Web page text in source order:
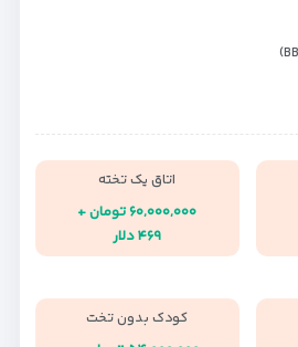
اتاق یک تخته
۶۰,۰۰۰,۰۰۰ تومان +
۴۶۹ دلار
کودک بدون تخت